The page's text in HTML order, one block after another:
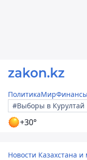
ПолитикаМирФинансы
#Выборы в Курултай
+30°
Новости Казахстана